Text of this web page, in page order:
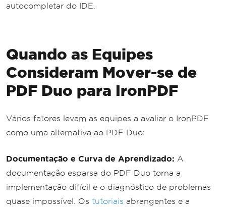
autocompletar do IDE.
Quando as Equipes
Consideram Mover-se de
PDF Duo para IronPDF
Vários fatores levam as equipes a avaliar o IronPDF
como uma alternativa ao PDF Duo:
Documentação e Curva de Aprendizado: A
documentação esparsa do PDF Duo torna a
implementação difícil e o diagnóstico de problemas
quase impossível. Os tutoriais abrangentes e a